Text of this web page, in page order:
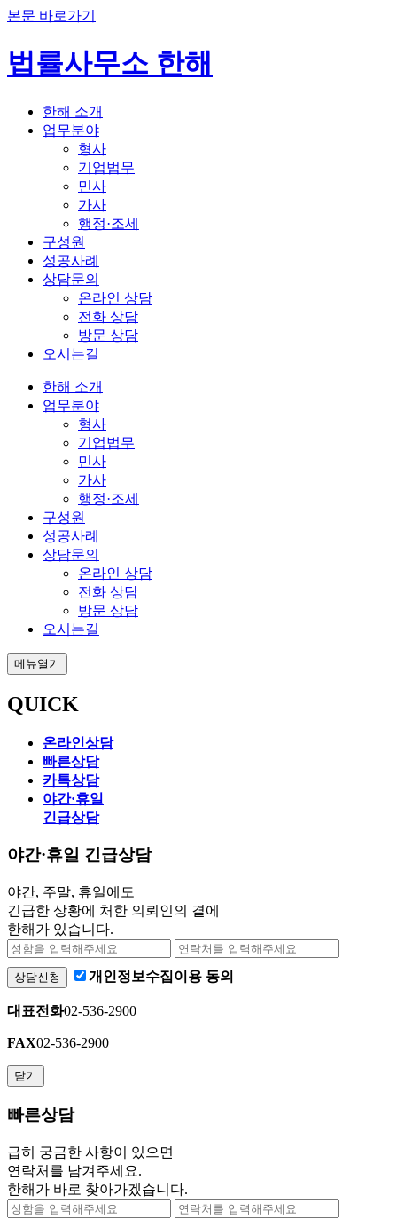
본문 바로가기
법률사무소 한해
한해 소개
업무분야
형사
기업법무
민사
가사
행정·조세
구성원
성공사례
상담문의
온라인 상담
전화 상담
방문 상담
오시는길
한해 소개
업무분야
형사
기업법무
민사
가사
행정·조세
구성원
성공사례
상담문의
온라인 상담
전화 상담
방문 상담
오시는길
메뉴열기
QUICK
온라인상담
빠른상담
카톡상담
야간·휴일
긴급상담
야간·휴일 긴급상담
야간, 주말, 휴일에도
긴급한 상황에 처한 의뢰인의 곁에
한해가 있습니다.
상담신청 개인정보수집이용 동의
대표전화02-536-2900
FAX02-536-2900
닫기
빠른상담
급히 궁금한 사항이 있으면
연락처를 남겨주세요.
한해가 바로 찾아가겠습니다.